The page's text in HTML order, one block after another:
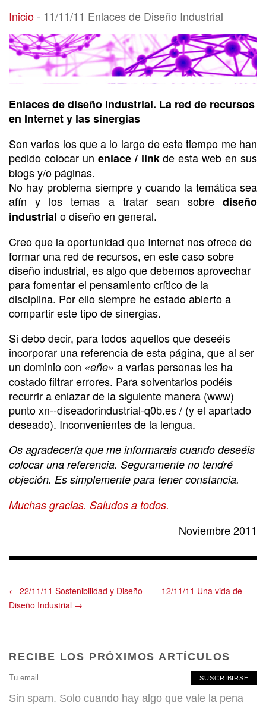
11/11/11 Enlaces de Diseño Industrial
Inicio- 11/11/11 Enlaces de Diseño Industrial
Enlaces de diseño industrial. La red de recursos
en Internet y las sinergias
Son varios los que a lo largo de este tiempo me han
pedido colocar un enlace / linkde esta web en sus
blogs y/o páginas.
No hay problema siempre y cuando la temática sea
afín y los temas a tratar sean sobre diseño
industrial o diseño en general.
Creo que la oportunidad que Internet nos ofrece de
formar una red de recursos, en este caso sobre
diseño industrial, es algo que debemos aprovechar
para fomentar el pensamiento crítico de la
disciplina. Por ello siempre he estado abierto a
compartir este tipo de sinergias.
Si debo decir, para todos aquellos que deseéis
incorporar una referencia de esta página, que al ser
un dominio con «eñe» a varias personas les ha
costado filtrar errores. Para solventarlos podéis
recurrir a enlazar de la siguiente manera (www)
punto xn--diseadorindustrial-q0b.es / (y el apartado
deseado). Inconvenientes de la lengua.
Os agradecería que me informarais cuando deseéis
colocar una referencia. Seguramente no tendré
objeción. Es simplemente para tener constancia.
Muchas gracias. Saludos a todos.
Noviembre 2011
← 22/11/11 Sostenibilidad y Diseño
12/11/11 Una vida de
Diseño Industrial →
RECIBE LOS PRÓXIMOS ARTÍCULOS
SUSCRIBIRSE
Sin spam. Solo cuando hay algo que vale la pena